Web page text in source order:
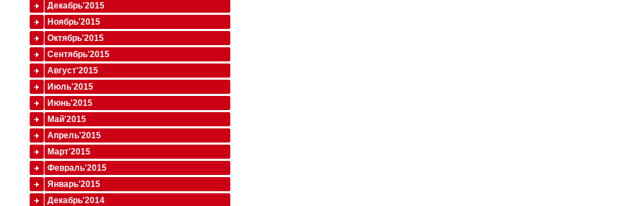
Декабрь'2015
Ноябрь'2015
Октябрь'2015
Сентябрь'2015
Август'2015
Июль'2015
Июнь'2015
Май'2015
Апрель'2015
Март'2015
Февраль'2015
Январь'2015
Декабрь'2014